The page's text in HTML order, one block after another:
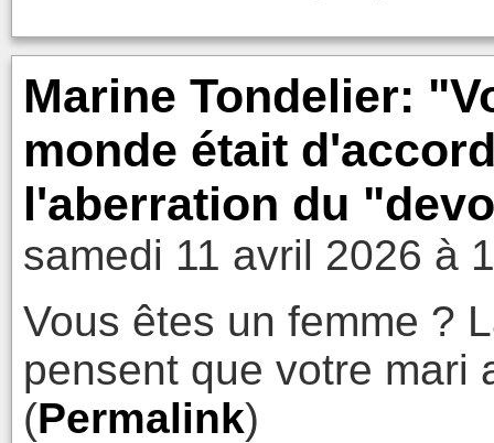
Marine Tondelier:
monde était
l'aberration du
samedi 11 avril 2026 à
Vous êtes un femme ?
pensent que votre mari
(Permalink)